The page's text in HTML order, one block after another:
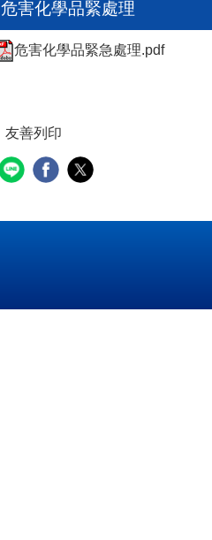
危害化學品緊處理
危害化學品緊急處理.pdf
友善列印